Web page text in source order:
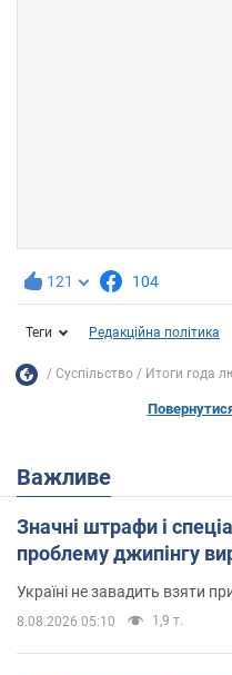
121 104
Теги Редакційна політика
Суспільство Итоги года
Важливе
Значні штрафи і
проблему джипінгу
Україні не завадить взяти
8.08.2026 05:10 1,9 т.